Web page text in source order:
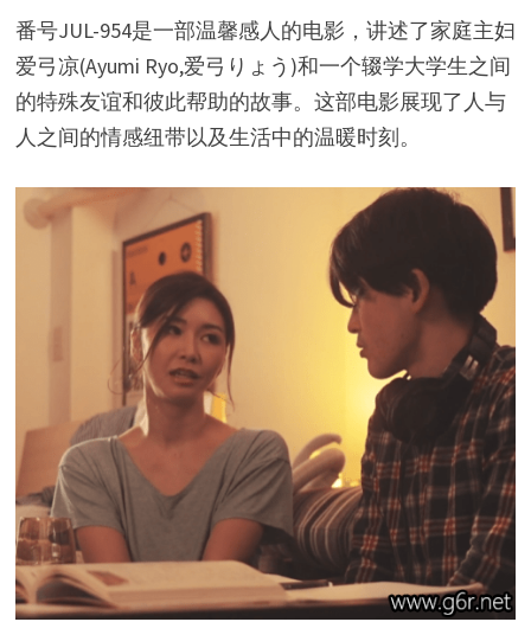
番号JUL-954是一部温馨感人的电影，讲述了家庭主妇
爱弓凉(Ayumi Ryo,爱弓りょう)和一个辍学大学生之间
的特殊友谊和彼此帮助的故事。这部电影展现了人与
人之间的情感纽带以及生活中的温暖时刻。